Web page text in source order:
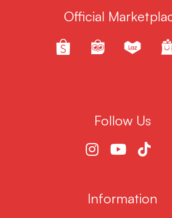
Official
Follow Us
Information